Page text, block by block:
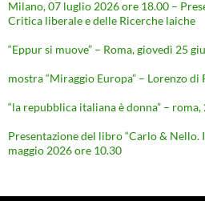
Milano, 07 luglio 2026 ore 18.00 –
Critica liberale e delle Ricerche laiche
“Eppur si muove” – Roma, giovedì 25
mostra “Miraggio Europa” – Lorenzo
“la repubblica italiana è donna” –
Presentazione del libro “Carlo & Nello.
maggio 2026 ore 10.30